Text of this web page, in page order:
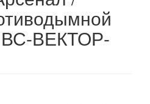
ВС-ВЕКТОР-